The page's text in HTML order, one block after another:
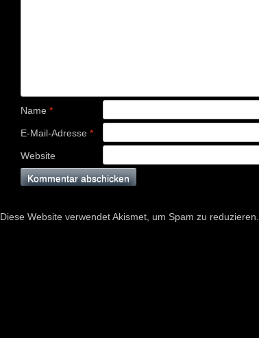
Name *
E-Mail-Adresse *
Website
Diese Website verwendet Akismet, um Spam zu reduzieren.